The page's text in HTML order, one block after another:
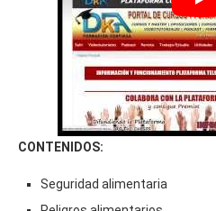
CONTENIDOS:
Seguridad alimentaria